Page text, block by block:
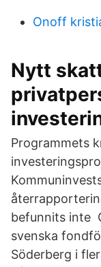
Onoff
Nytt
Programmets
befunnits inte
svenska
Söderberg i